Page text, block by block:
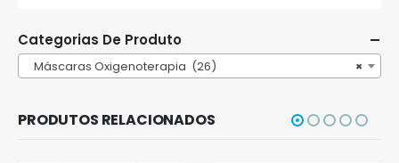
Categorias De Produto
×
Máscaras Oxigenoterapia (26)
PRODUTOS RELACIONADOS